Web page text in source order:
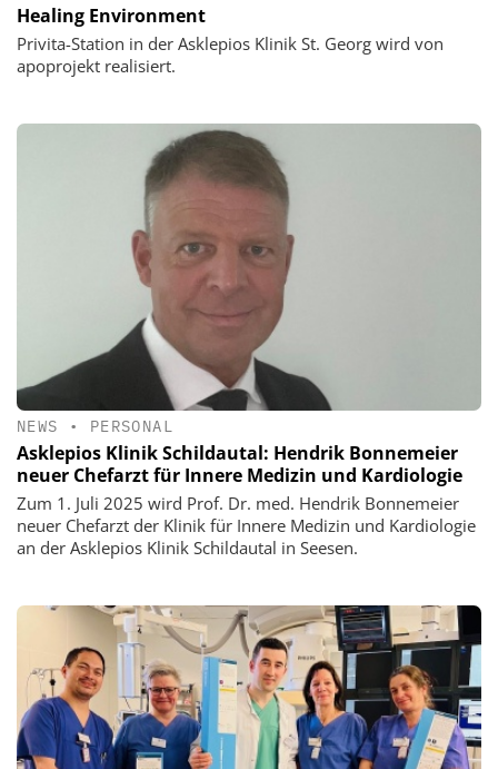
Healing Environment
Privita-Station in der Asklepios Klinik St. Georg wird von
apoprojekt realisiert.
NEWS • PERSONAL
Asklepios Klinik Schildautal: Hendrik Bonnemeier
neuer Chefarzt für Innere Medizin und Kardiologie
Zum 1. Juli 2025 wird Prof. Dr. med. Hendrik Bonnemeier
neuer Chefarzt der Klinik für Innere Medizin und Kardiologie
an der Asklepios Klinik Schildautal in Seesen.